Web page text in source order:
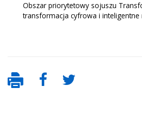
Obszar priorytetowy sojuszu
transformacja cyfrowa i inteligentne